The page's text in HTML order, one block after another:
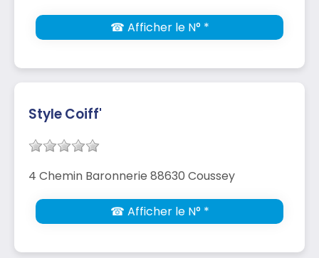
☎ Afficher le N° *
Style Coiff'
4 Chemin Baronnerie 88630 Coussey
☎ Afficher le N° *